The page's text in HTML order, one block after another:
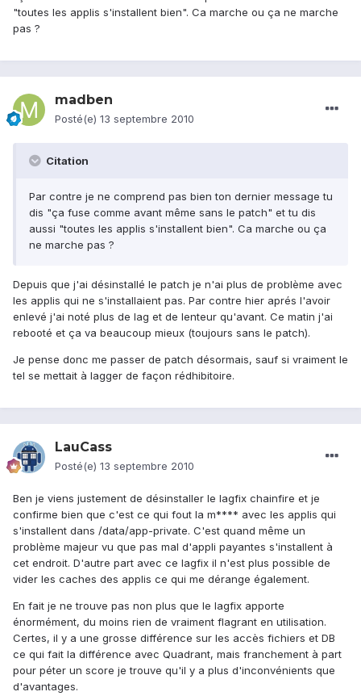
"toutes les applis s'installent bien". Ca marche ou ça ne marche
pas ?
madben
Posté(e) 13 septembre 2010
Citation
Par contre je ne comprend pas bien ton dernier message tu
dis "ça fuse comme avant même sans le patch" et tu dis
aussi "toutes les applis s'installent bien". Ca marche ou ça
ne marche pas ?
Depuis que j'ai désinstallé le patch je n'ai plus de problème avec
les applis qui ne s'installaient pas. Par contre hier aprés l'avoir
enlevé j'ai noté plus de lag et de lenteur qu'avant. Ce matin j'ai
rebooté et ça va beaucoup mieux (toujours sans le patch).
Je pense donc me passer de patch désormais, sauf si vraiment le
tel se mettait à lagger de façon rédhibitoire.
LauCass
Posté(e) 13 septembre 2010
Ben je viens justement de désinstaller le lagfix chainfire et je
confirme bien que c'est ce qui fout la m**** avec les applis qui
s'installent dans /data/app-private. C'est quand même un
problème majeur vu que pas mal d'appli payantes s'installent à
cet endroit. D'autre part avec ce lagfix il n'est plus possible de
vider les caches des applis ce qui me dérange également.
En fait je ne trouve pas non plus que le lagfix apporte
énormément, du moins rien de vraiment flagrant en utilisation.
Certes, il y a une grosse différence sur les accès fichiers et DB
ce qui fait la différence avec Quadrant, mais franchement à part
pour péter un score je trouve qu'il y a plus d'inconvénients que
d'avantages.